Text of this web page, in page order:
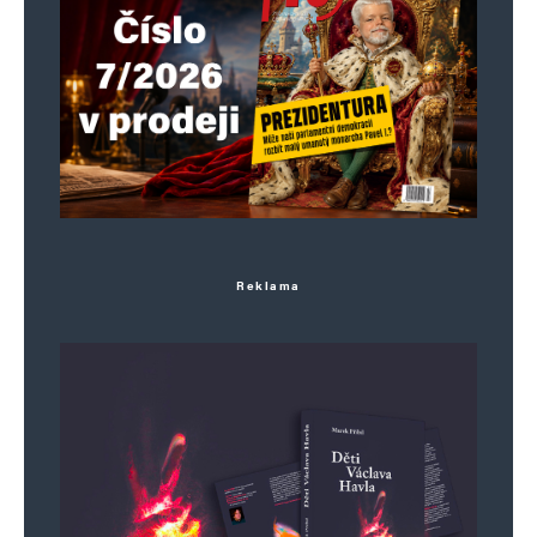
Jméno*
Informujte mě o nových komentářích e-mailem.
Reklama